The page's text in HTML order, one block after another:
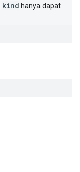
kind hanya dapat